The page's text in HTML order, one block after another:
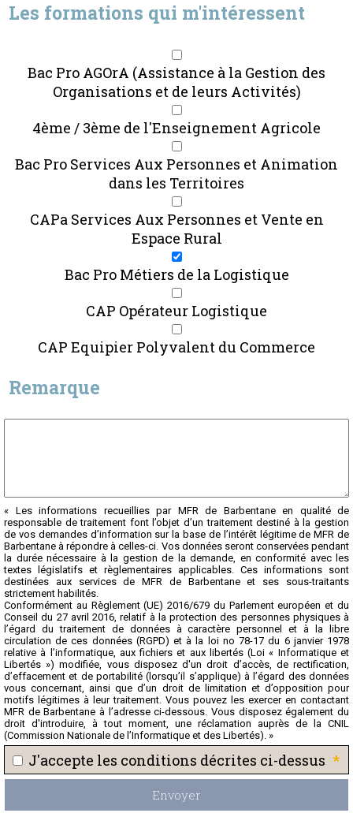
Les formations qui m'intéressent
Bac Pro AGOrA (Assistance à la Gestion des
Organisations et de leurs Activités)
4ème / 3ème de l'Enseignement Agricole
Bac Pro Services Aux Personnes et Animation
dans les Territoires
CAPa Services Aux Personnes et Vente en
Espace Rural
Bac Pro Métiers de la Logistique
CAP Opérateur Logistique
CAP Equipier Polyvalent du Commerce
Remarque
« Les informations recueillies par MFR de Barbentane en qualité de
responsable de traitement font l’objet d’un traitement destiné à la gestion
de vos demandes d’information sur la base de l’intérêt légitime de MFR de
Barbentane à répondre à celles-ci. Vos données seront conservées pendant
la durée nécessaire à la gestion de la demande, en conformité avec les
textes législatifs et règlementaires applicables. Ces informations sont
destinées aux services de MFR de Barbentane et ses sous-traitants
strictement habilités.
Conformément au Règlement (UE) 2016/679 du Parlement européen et du
Conseil du 27 avril 2016, relatif à la protection des personnes physiques à
l’égard du traitement de données à caractère personnel et à la libre
circulation de ces données (RGPD) et à la loi no 78-17 du 6 janvier 1978
relative à l’informatique, aux fichiers et aux libertés (Loi « Informatique et
Libertés ») modifiée, vous disposez d'un droit d’accès, de rectification,
d’effacement et de portabilité (lorsqu’il s’applique) à l’égard des données
vous concernant, ainsi que d’un droit de limitation et d’opposition pour
motifs légitimes à leur traitement. Vous pouvez les exercer en contactant
MFR de Barbentane à l’adresse ci-dessous. Vous disposez également du
droit d'introduire, à tout moment, une réclamation auprès de la CNIL
(Commission Nationale de l’Informatique et des Libertés). »
J'accepte les conditions décrites ci-dessus *
Envoyer